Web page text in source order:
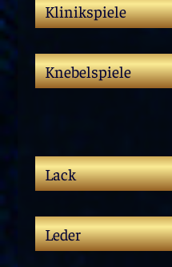
Klinikspiele
Knebelspiele
Lack
Leder